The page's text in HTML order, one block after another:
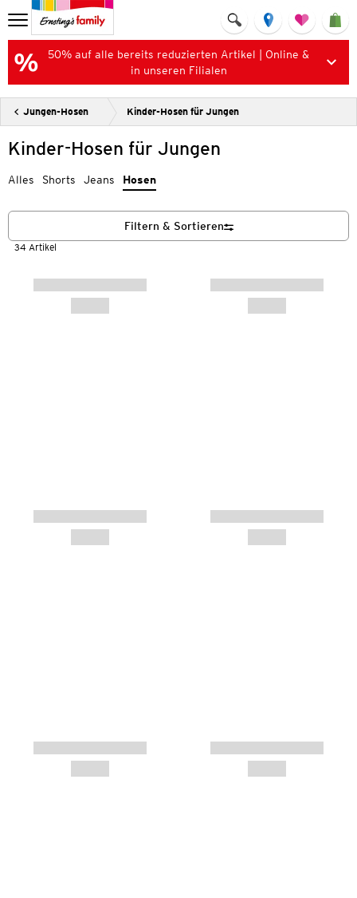
50% auf alle bereits reduzierten Artikel | Online &
in unseren Filialen
Jungen-Hosen Kinder-Hosen für Jungen
Kinder-Hosen für Jungen
Alles Shorts Jeans Hosen
34 Artikel
Filtern & Sortieren